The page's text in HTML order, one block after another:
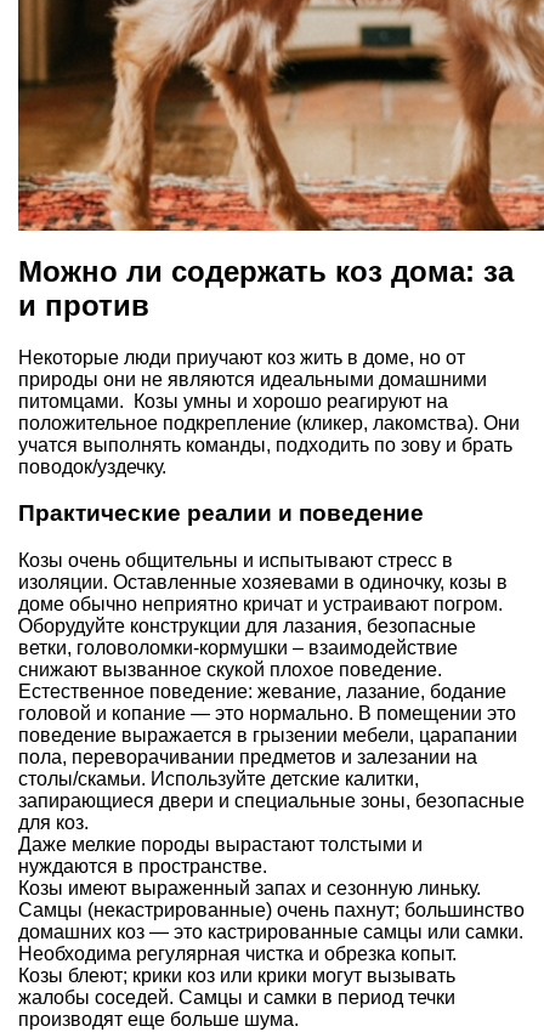
Можно ли содержать коз дома: за
и против
Некоторые люди приучают коз жить в доме, но от
природы они не являются идеальными домашними
питомцами. Козы умны и хорошо реагируют на
положительное подкрепление (кликер, лакомства). Они
учатся выполнять команды, подходить по зову и брать
поводок/уздечку.
Практические реалии и поведение
Козы очень общительны и испытывают стресс в
изоляции. Оставленные хозяевами в одиночку, козы в
доме обычно неприятно кричат и устраивают погром.
Оборудуйте конструкции для лазания, безопасные
ветки, головоломки-кормушки – взаимодействие
снижают вызванное скукой плохое поведение.
Естественное поведение: жевание, лазание, бодание
головой и копание — это нормально. В помещении это
поведение выражается в грызении мебели, царапании
пола, переворачивании предметов и залезании на
столы/скамьи. Используйте детские калитки,
запирающиеся двери и специальные зоны, безопасные
для коз.
Даже мелкие породы вырастают толстыми и
нуждаются в пространстве.
Козы имеют выраженный запах и сезонную линьку.
Самцы (некастрированные) очень пахнут; большинство
домашних коз — это кастрированные самцы или самки.
Необходима регулярная чистка и обрезка копыт.
Козы блеют; крики коз или крики могут вызывать
жалобы соседей. Самцы и самки в период течки
производят еще больше шума.